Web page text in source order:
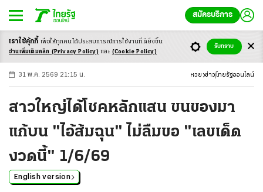
สมัครบริการ
-ก ก ก+
31 พ.ค. 2569 21:15 น. หวย ข่าว ไทยรัฐออนไลน์
สาวใหญ่ได้โชคหลักแสน ขนของมา
แก้บน "ไอ้ส้มฉุน" ไม่ลืมขอ "เลขเด็ด
งวดนี้" 1/6/69
English version
เราใช้คุ้กกี้ เพื่อให้ทุกคนได้ประสบการณ์การใช้งานที่ดียิ่งขึ้น
อ่านเพิ่มเติมคลิก (Privacy Policy) และ (Cookie Policy)
รับทราบ